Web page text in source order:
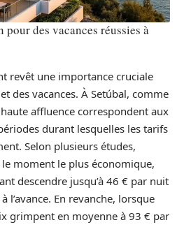
des vacances réussies à
revêt une importance cruciale
des vacances. À Setúbal, comme
affluence correspondent aux
durant lesquelles les tarifs
Selon plusieurs études,
moment le plus économique,
descendre jusqu’à 46 € par nuit
l’avance. En revanche, lorsque
grimpent en moyenne à 93 € par